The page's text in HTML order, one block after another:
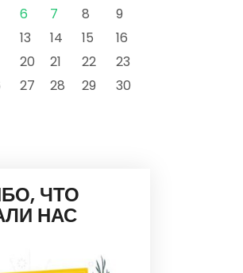
6 7 8
9
13 14 15
16
20 21 22
23
27 28 29
30
ЧТО
НАС